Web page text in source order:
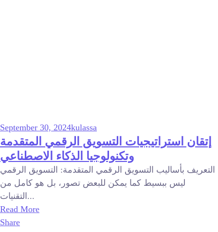
September 30, 2024kulassa
إتقان استراتيجيات التسويق الرقمي المتقدمة
وتكنولوجيا الذكاء الاصطناعي
التعريف بأساليب التسويق الرقمي المتقدمة: التسويق الرقمي
ليس ببسيط كما يمكن للبعض تصور، بل هو كامل من
التقنيات...
Read More
Share